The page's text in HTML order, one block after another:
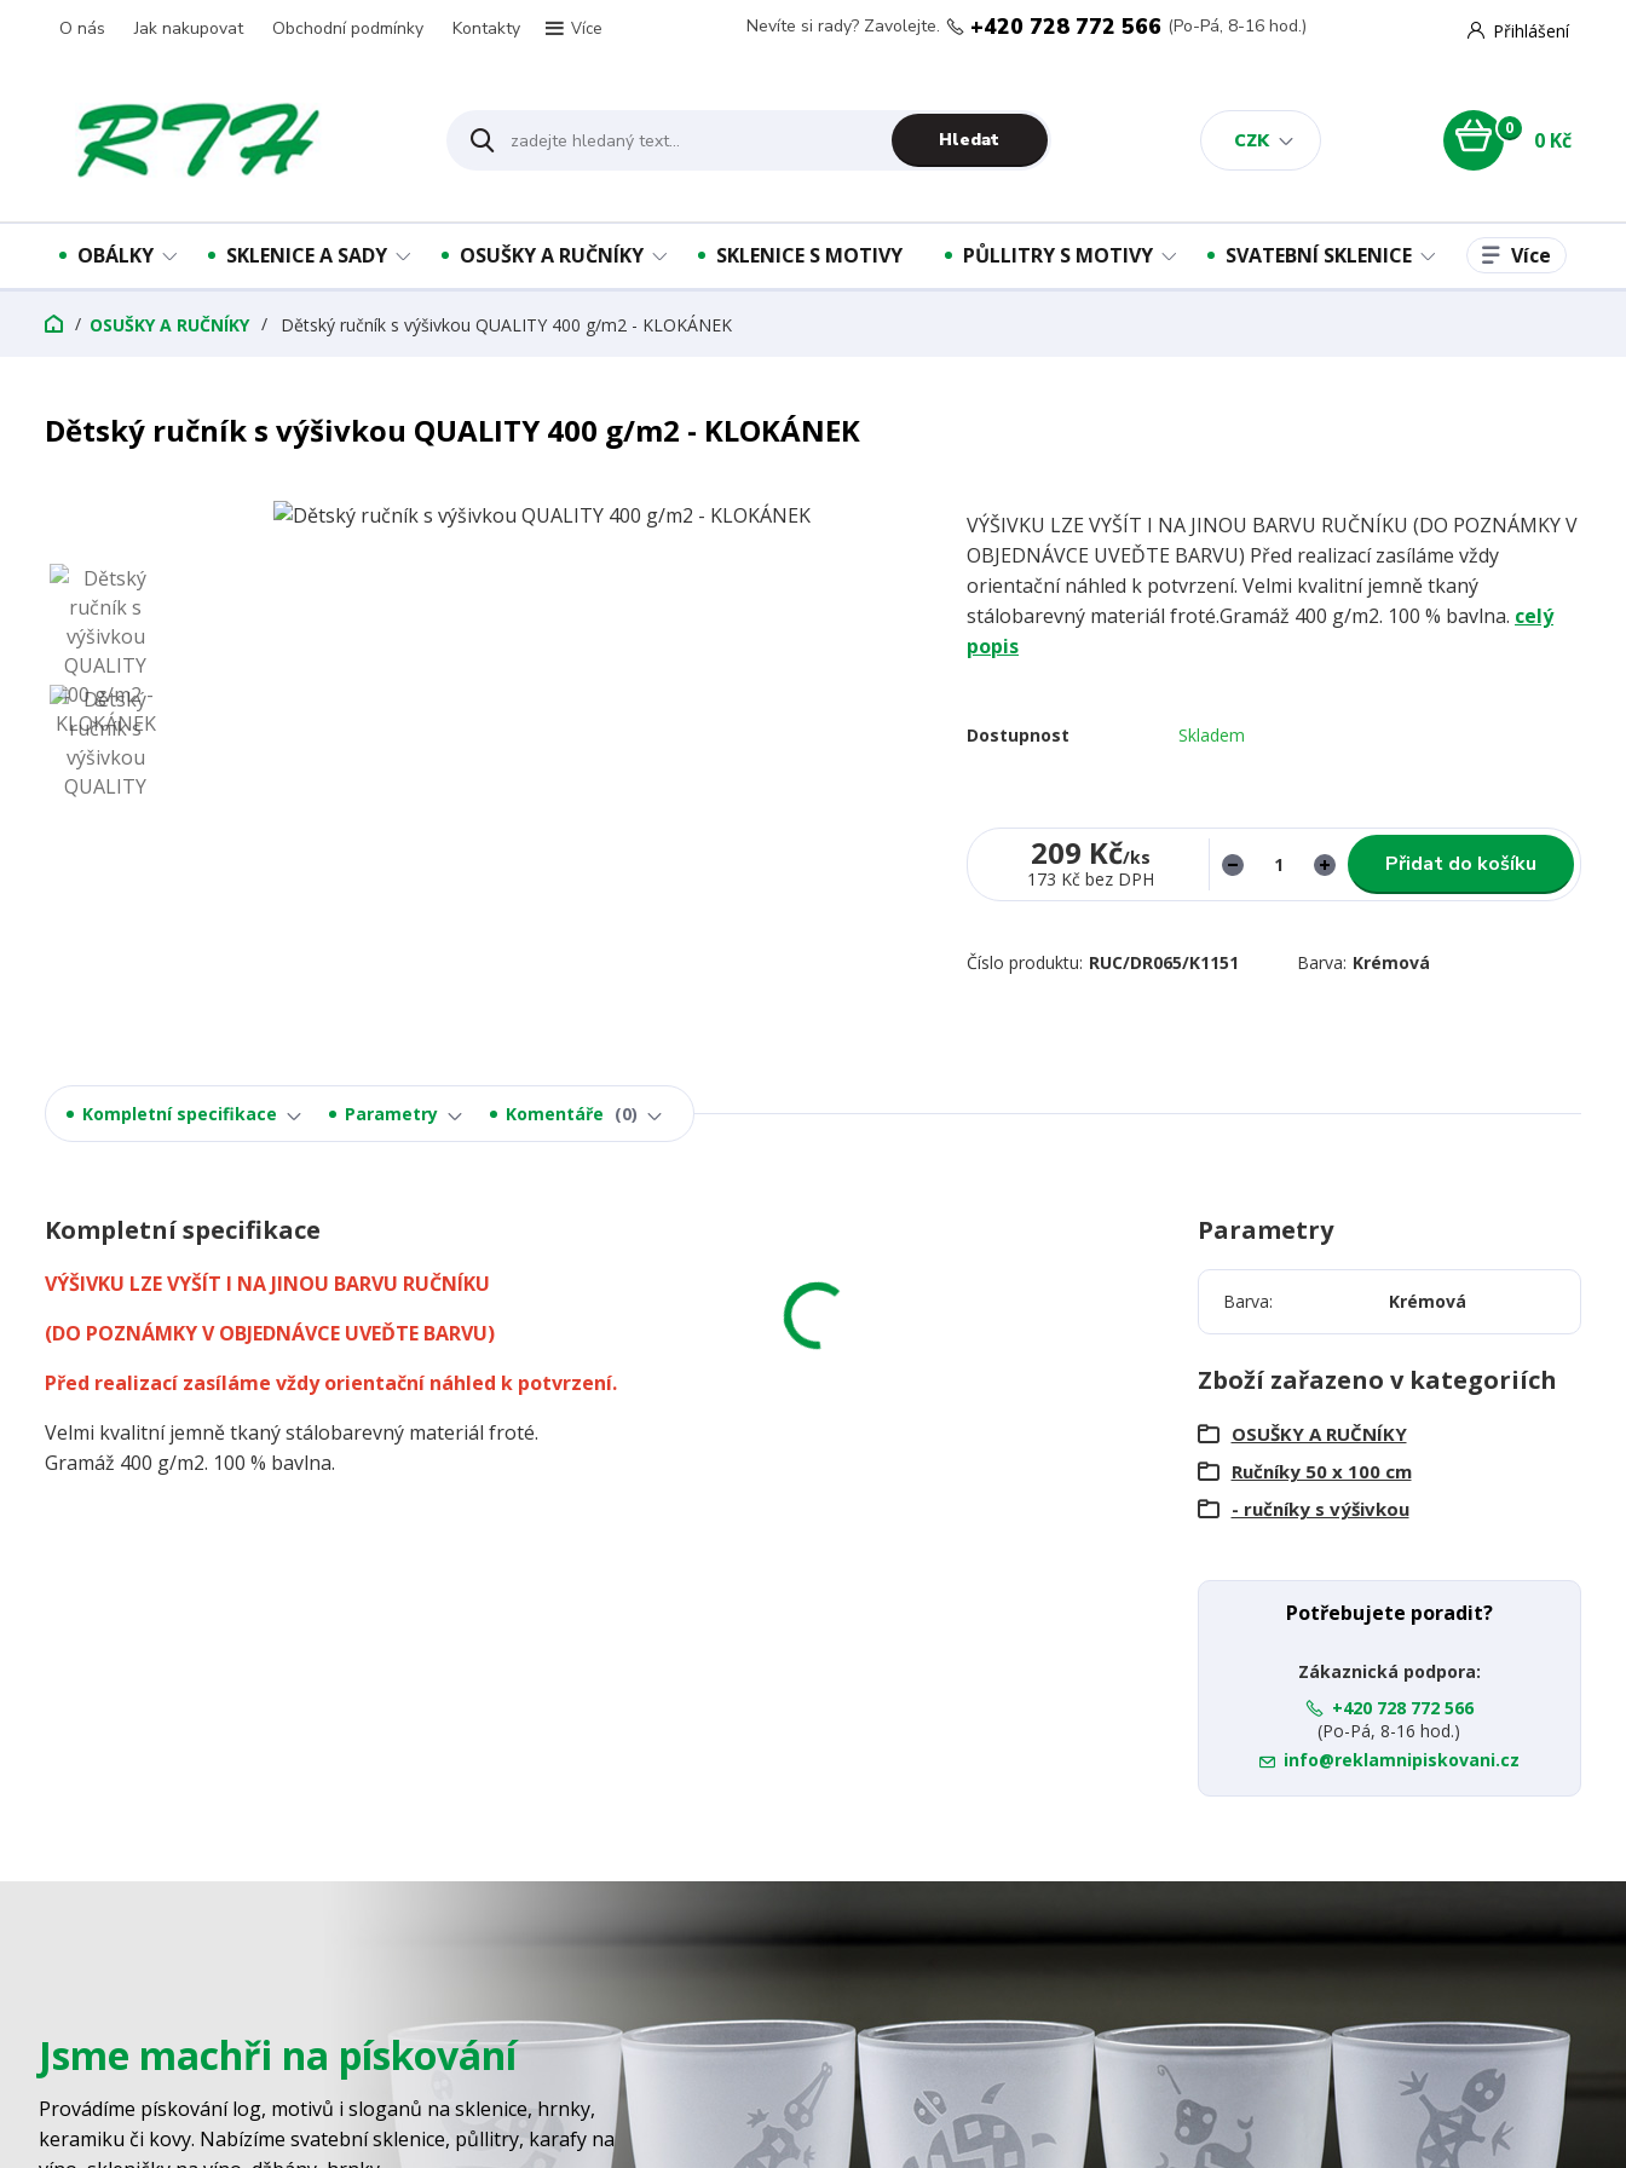
O nás Jak nakupovat Obchodní podmínky Kontakty Více
CZK
Přihlášení
Hledat
Nevíte si rady? Zavolejte. +420 728 772 566 (Po-Pá, 8-16 hod.)
0 0 Kč
OBÁLKY SKLENICE A SADY OSUŠKY A RUČNÍKY SKLENICE S MOTIVY PŮLLITRY S MOTIVY SVATEBNÍ SKLENICE Více
OSUŠKY A RUČNÍKY Dětský ručník s výšivkou QUALITY 400 g/m2 - KLOKÁNEK
Dětský ručník s výšivkou QUALITY 400 g/m2 - KLOKÁNEK
VÝŠIVKU LZE VYŠÍT I NA JINOU BARVU RUČNÍKU (DO POZNÁMKY V
OBJEDNÁVCE UVEĎTE BARVU) Před realizací zasíláme vždy
orientační náhled k potvrzení. Velmi kvalitní jemně tkaný
stálobarevný materiál froté.Gramáž 400 g/m2. 100 % bavlna. celý
popis
Dostupnost Skladem
209 Kč/ks
173 Kč bez DPH
Přidat do košíku
Číslo produktu: RUC/DR065/K1151 Barva: Krémová
Kompletní specifikace Parametry Komentáře 0
Kompletní specifikace
VÝŠIVKU LZE VYŠÍT I NA JINOU BARVU RUČNÍKU
(DO POZNÁMKY V OBJEDNÁVCE UVEĎTE BARVU)
Před realizací zasíláme vždy orientační náhled k potvrzení.
Velmi kvalitní jemně tkaný stálobarevný materiál froté.
Gramáž 400 g/m2. 100 % bavlna.
Parametry
Barva Krémová
Zboží zařazeno v kategoriích
OSUŠKY A RUČNÍKY
Ručníky 50 x 100 cm
- ručníky s výšivkou
Potřebujete poradit?
Zákaznická podpora:
+420 728 772 566
(Po-Pá, 8-16 hod.)
info@reklamnipiskovani.cz
Jsme machři na pískování
Provádíme pískování log, motivů i sloganů na sklenice, hrnky,
keramiku či kovy. Nabízíme svatební sklenice, půllitry, karafy na